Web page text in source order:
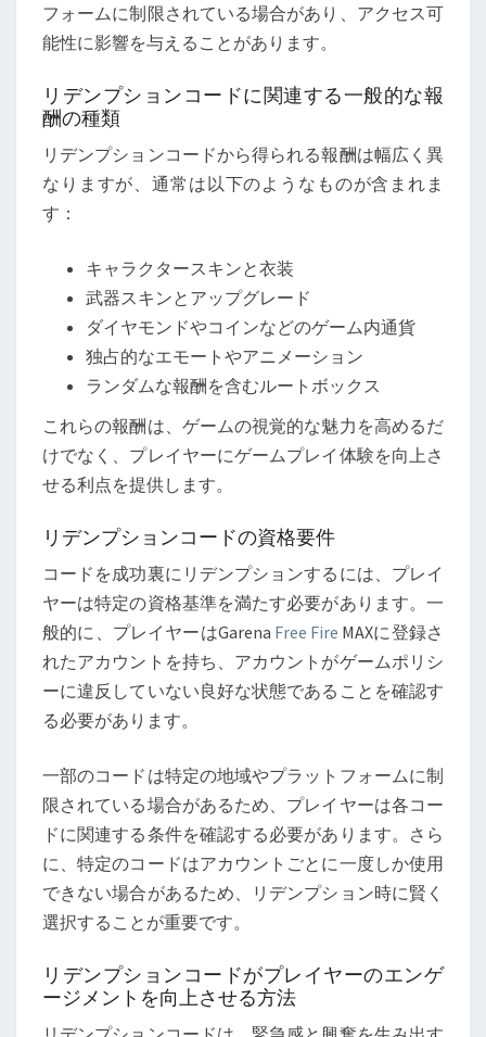
フォームに制限されている場合があり、アクセス可
能性に影響を与えることがあります。
リデンプションコードに関連する一般的な報
酬の種類
リデンプションコードから得られる報酬は幅広く異
なりますが、通常は以下のようなものが含まれま
す：
キャラクタースキンと衣装
武器スキンとアップグレード
ダイヤモンドやコインなどのゲーム内通貨
独占的なエモートやアニメーション
ランダムな報酬を含むルートボックス
これらの報酬は、ゲームの視覚的な魅力を高めるだ
けでなく、プレイヤーにゲームプレイ体験を向上さ
せる利点を提供します。
リデンプションコードの資格要件
コードを成功裏にリデンプションするには、プレイ
ヤーは特定の資格基準を満たす必要があります。一
般的に、プレイヤーはGarena Free Fire MAXに登録さ
れたアカウントを持ち、アカウントがゲームポリシ
ーに違反していない良好な状態であることを確認す
る必要があります。
一部のコードは特定の地域やプラットフォームに制
限されている場合があるため、プレイヤーは各コー
ドに関連する条件を確認する必要があります。さら
に、特定のコードはアカウントごとに一度しか使用
できない場合があるため、リデンプション時に賢く
選択することが重要です。
リデンプションコードがプレイヤーのエンゲ
ージメントを向上させる方法